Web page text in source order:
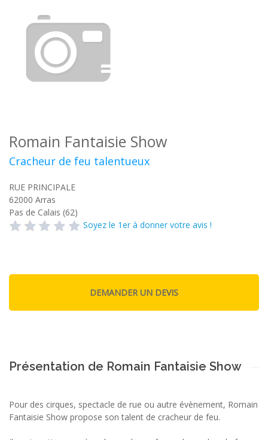
Romain Fantaisie Show
Cracheur de feu talentueux
RUE PRINCIPALE
62000 Arras
Pas de Calais (62)
Soyez le 1er à donner votre avis !
Présentation de Romain Fantaisie Show
Pour des cirques, spectacle de rue ou autre évènement, Romain
Fantaisie Show propose son talent de cracheur de feu.